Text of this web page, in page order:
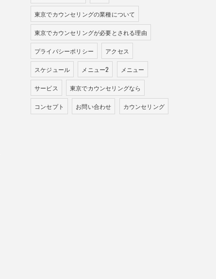
東京でカウンセリングの業種について
東京でカウンセリングが必要とされる理由
プライバシーポリシー アクセス
スケジュール メニュー2 メニュー
サービス 東京でカウンセリングなら
コンセプト お問い合わせ カウンセリング